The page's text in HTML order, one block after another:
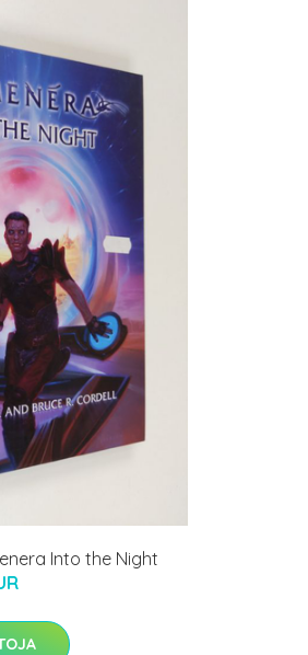
Into the Night